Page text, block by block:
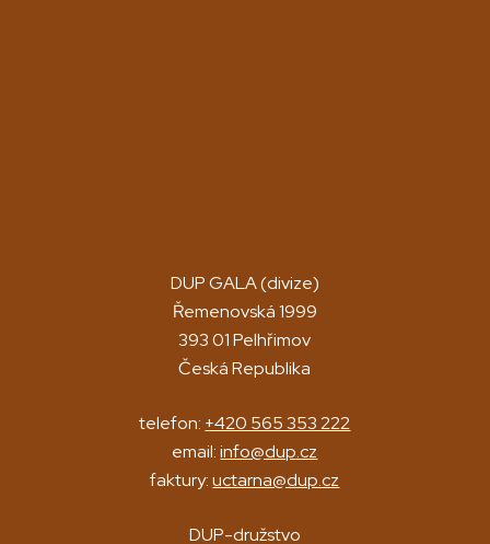
DUP GALA (divize)
Řemenovská 1999
393 01 Pelhřimov
Česká Republika
telefon: +420 565 353 222
email:info@dup.cz
faktury:uctarna@dup.cz
DUP-družstvo